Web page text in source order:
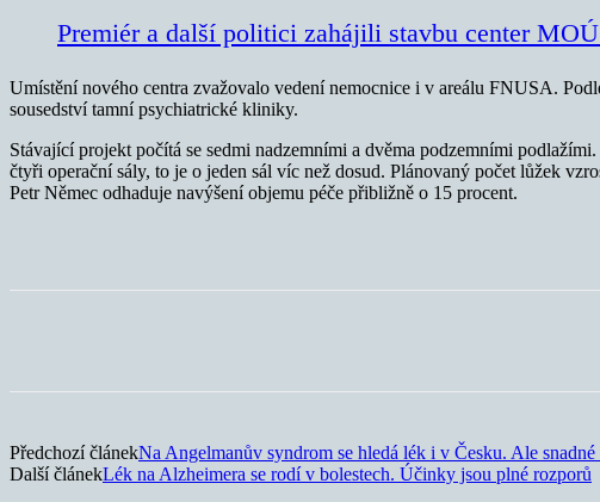
Premiér a další politici zahájili stavbu center
Umístění nového centra zvažovalo vedení nemocnice i v areálu FNUSA.
sousedství tamní psychiatrické kliniky.
Stávající projekt počítá se sedmi nadzemními a dvěma podzemními
čtyři operační sály, to je o jeden sál víc než dosud. Plánovaný počet lůžek
Petr Němec odhaduje navýšení objemu péče přibližně o 15 procent.
Předchozí článekNa Angelmanův syndrom se hledá lék i v Česku. Ale snadné
Další článekLék na Alzheimera se rodí v bolestech. Účinky jsou plné rozporů